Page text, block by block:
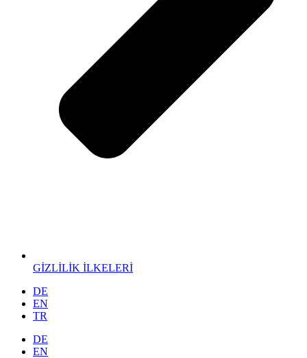
GİZLİLİK İLKELERİ
DE
EN
TR
DE
EN